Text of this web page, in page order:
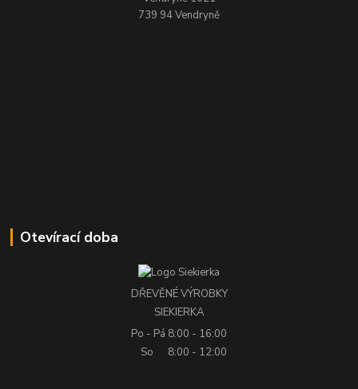
739 94 Vendryně
Otevírací doba
DŘEVĚNÉ VÝROBKY
SIEKIERKA
Po - Pá 8:00 - 16:00
So
8:00 - 12:00